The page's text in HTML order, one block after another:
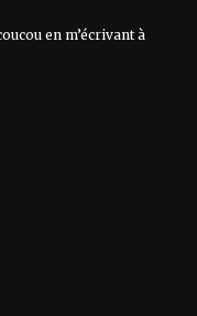
en m’écrivant à